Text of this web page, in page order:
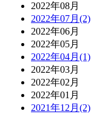
2022年08月
2022年07月(2)
2022年06月
2022年05月
2022年04月(1)
2022年03月
2022年02月
2022年01月
2021年12月(2)